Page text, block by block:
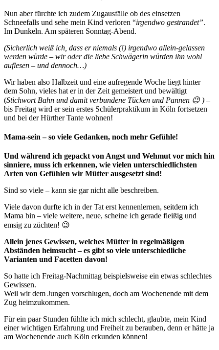
Nun aber fürchte ich zudem Zugausfälle ob des einsetzen
Schneefalls und sehe mein Kind verloren “irgendwo gestrandet”.
Im Dunkeln. Am späteren Sonntag-Abend.
(Sicherlich weiß ich, dass er niemals (!) irgendwo allein-gelassen
werden würde – wir oder die liebe Schwägerin würden ihn wohl
auflesen – und dennoch…)
Wir haben also Halbzeit und eine aufregende Woche liegt hinter
dem Sohn, vieles hat er in der Zeit gemeistert und bewältigt
(Stichwort Bahn und damit verbundene Tücken und Pannen 😉 ) –
bis Freitag wird er sein erstes Schülerpraktikum in Köln fortsetzen
und bei der Hürther Tante wohnen!
Mama-sein – so viele Gedanken, noch mehr Gefühle!
Und während ich gepackt von Angst und Wehmut vor mich hin
sinniere, muss ich erkennen, wie vielen unterschiedlichsten
Arten von Gefühlen wir Mütter ausgesetzt sind!
Sind so viele – kann sie gar nicht alle beschreiben.
Viele davon durfte ich in der Tat erst kennenlernen, seitdem ich
Mama bin – viele weitere, neue, scheine ich gerade fleißig und
emsig zu züchten! 😉
Allein jenes Gewissen, welches Mütter in regelmäßigen
Abständen heimsucht – es gibt so viele unterschiedliche
Varianten und Facetten davon!
So hatte ich Freitag-Nachmittag beispielsweise ein etwas schlechtes
Gewissen.
Weil wir dem Jungen vorschlugen, doch am Wochenende mit dem
Zug heimzukommen.
Für ein paar Stunden fühlte ich mich schlecht, glaubte, mein Kind
einer wichtigen Erfahrung und Freiheit zu berauben, denn er hätte ja
am Wochenende auch Köln erkunden können!